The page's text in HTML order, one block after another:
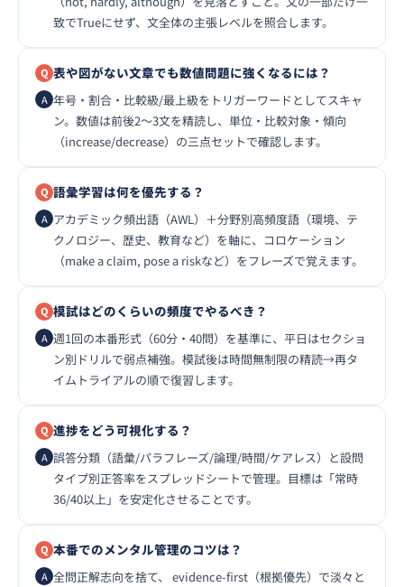
致でTrueにせず、文全体の主張レベルを照合します。
表や図がない文章でも数値問題に強くなるには？
年号・割合・比較級/最上級をトリガーワードとしてスキャ
ン。数値は前後2〜3文を精読し、単位・比較対象・傾向
（increase/decrease）の三点セットで確認します。
語彙学習は何を優先する？
アカデミック頻出語（AWL）＋分野別高頻度語（環境、テ
クノロジー、歴史、教育など）を軸に、コロケーション
（make a claim, pose a riskなど）をフレーズで覚えます。
模試はどのくらいの頻度でやるべき？
週1回の本番形式（60分・40問）を基準に、平日はセクショ
ン別ドリルで弱点補強。模試後は時間無制限の精読→再タ
イムトライアルの順で復習します。
進捗をどう可視化する？
誤答分類（語彙/パラフレーズ/論理/時間/ケアレス）と設問
タイプ別正答率をスプレッドシートで管理。目標は「常時
36/40以上」を安定化させることです。
本番でのメンタル管理のコツは？
全問正解志向を捨て、 evidence-first（根拠優先）で淡々と